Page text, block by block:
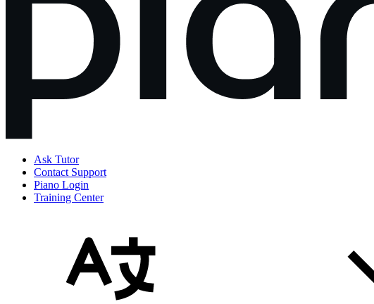
Ask Tutor
Contact Support
Piano Login
Training Center